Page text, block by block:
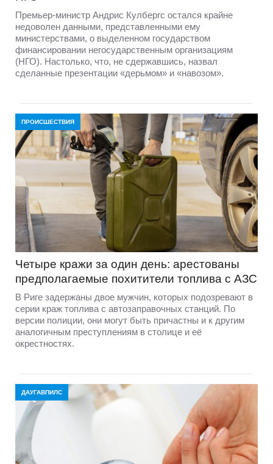
Премьер-министр Андрис Кулбергс остался крайне
недоволен данными, представленными ему
министерствами, о выделенном государством
финансировании негосударственным организациям
(НГО). Настолько, что, не сдержавшись, назвал
сделанные презентации «дерьмом» и «навозом».
ПРОИСШЕСТВИЯ
Четыре кражи за один день: арестованы
предполагаемые похитители топлива с АЗС
В Риге задержаны двое мужчин, которых подозревают в
серии краж топлива с автозаправочных станций. По
версии полиции, они могут быть причастны и к другим
аналогичным преступлениям в столице и её
окрестностях.
ДАУГАВПИЛС